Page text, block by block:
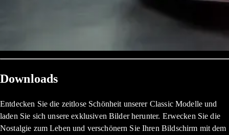
Downloads
Entdecken Sie die zeitlose Schönheit unserer Classic Modelle und
laden Sie sich unsere exklusiven Bilder herunter. Erwecken Sie die
Nostalgie zum Leben und verschönern Sie Ihren Bildschirm mit dem